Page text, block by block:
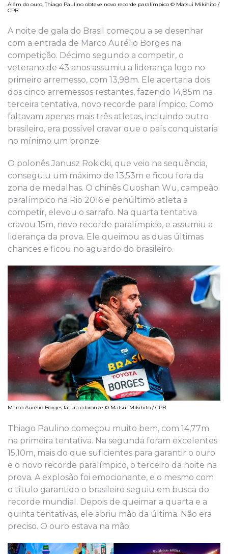
Além do ouro, Thiago Paulino obteve novo recorde paralímpico © Matsui Mikihito /
CPB
A noite de gala do Brasil começou a se desenhar
com a entrada de Marco Aurélio Borges na
competição. Décimo segundo a competir, o
veterano de 43 anos assumiu a liderança logo no
primeiro arremesso, com 13,98m. Ele acertaria dois
dos cinco arremessos restantes, fazendo 14,85m na
terceira tentativa, novo recorde paralímpico. Como
faltavam apenas mais três atletas, incluindo outro
brasileiro, era possível cravar que o país conquistaria
no mínimo um bronze.
O polonês Janusz Rokicki, que veio na sequência,
conseguiu um máximo de 13,53m e ficou fora da
zona de medalhas. O chinês Guoshan Wu, campeão
paralímpico na Rio 2016 e penúltimo atleta a
competir, elevou o sarrafo. Na quarta tentativa
cravou 15m, novo recorde paralímpico, e assumiu a
liderança da prova. Ele queimou as duas últimas
chances e ficou no aguardo do brasileiro.
Marco Aurélio Borges fatura o bronze © Matsui Mikihito / CPB
Thiago Paulino começou muito bem, com 14,77m
na primeira tentativa. Na segunda foram excelentes
15,10m, mais do que suficientes para garantir o ouro
e o novo recorde paralímpico, o terceiro da noite na
prova. A explosão foi emocionante, e o mesmo com
o título garantido o brasileiro seguiu em busca do
recorde mundial. Depois de queimar a quarta e a
quinta tentativas, ele abriu mão da última. Não era
preciso. O ouro estava na mão.